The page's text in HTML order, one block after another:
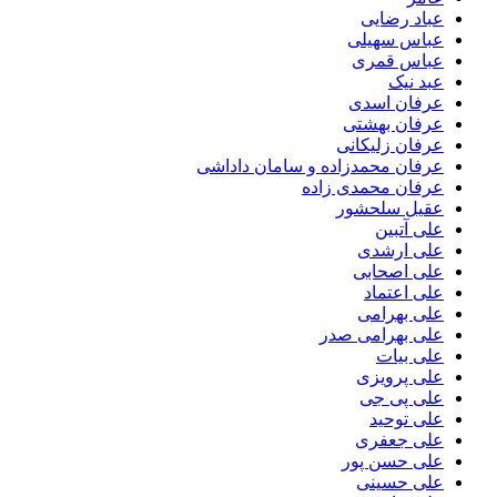
عباد رضایی
عباس سهیلی
عباس قمری
عبد نیک
عرفان اسدی
عرفان بهشتی
عرفان زلیکانی
عرفان محمدزاده و سامان داداشی
عرفان محمدی زاده
عقیل سلحشور
علی آتبین
علی ارشدی
علی اصحابی
علی اعتماد
علی بهرامی
علی بهرامی صدر
علی بیات
علی پرویزی
علی پی جی
علی توحید
علی جعفری
علی حسن پور
علی حسینی